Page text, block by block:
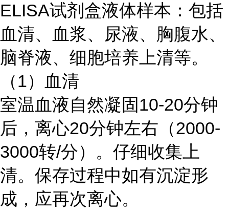
ELISA试剂盒液体样本：包括
血清、血浆、尿液、胸腹水、
脑脊液、细胞培养上清等。
（1）血清
室温血液自然凝固10-20分钟
后，离心20分钟左右（2000-
3000转/分）。仔细收集上
清。保存过程中如有沉淀形
成，应再次离心。